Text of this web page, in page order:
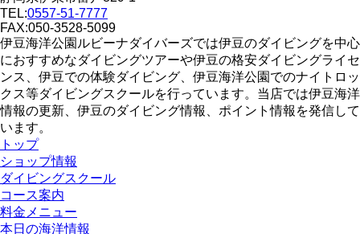
TEL:0557-51-7777
FAX:050-3528-5099
伊豆海洋公園ルビーナダイバーズでは伊豆のダイビングを中心
におすすめなダイビングツアーや伊豆の格安ダイビングライセ
ンス、伊豆での体験ダイビング、伊豆海洋公園でのナイトロッ
クス等ダイビングスクールを行っています。当店では伊豆海洋
情報の更新、伊豆のダイビング情報、ポイント情報を発信して
います。
トップ
ショップ情報
ダイビングスクール
コース案内
料金メニュー
本日の海洋情報